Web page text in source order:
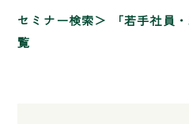
セミナー検索
「若手社員
覧